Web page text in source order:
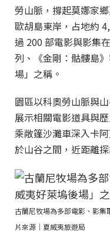
勞山脈，撐起莫娜家
歐胡島東岸，占地約
過 200 部電影與影集
列、《金剛：骷髏島
場」之稱。
園區以科奧勞山脈與
展示相關電影道具與
乘敞篷沙灘車深入卡
於山谷之間，近距離
古蘭尼牧場為多部電影、影
片來源｜夏威夷旅遊局